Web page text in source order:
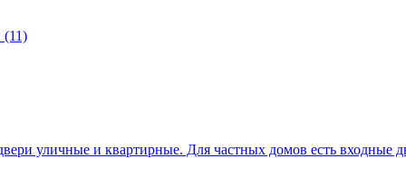
(11)
уличные и квартирные. Для частных домов есть входные